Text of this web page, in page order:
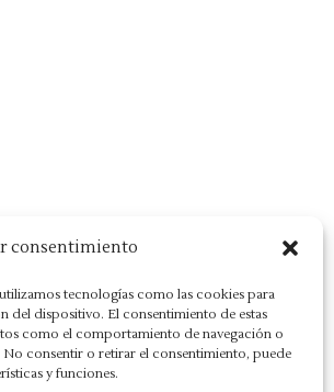
consentimiento
tecnologías como las cookies para
del dispositivo. El consentimiento de estas
como el comportamiento de navegación o
No consentir o retirar el consentimiento, puede
y funciones.